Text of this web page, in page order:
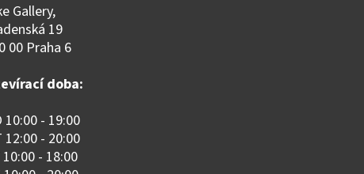
Gallery,
19
00 Praha 6
doba:
10:00 - 19:00
12:00 - 20:00
10:00 - 18:00